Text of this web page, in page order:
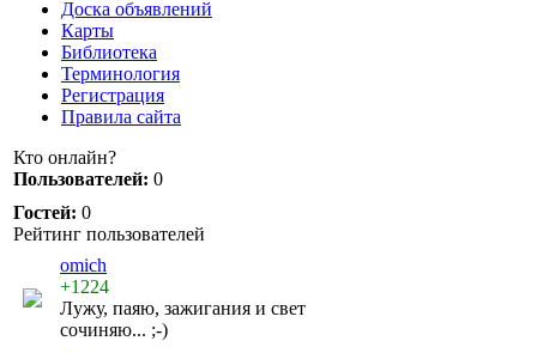
Доска объявлений
Карты
Библиотека
Терминология
Регистрация
Правила сайта
Кто онлайн?
Пользователей: 0
Гостей: 0
Рейтинг пользователей
omich
+1224
Лужу, паяю, зажигания и свет
сочиняю... ;-)